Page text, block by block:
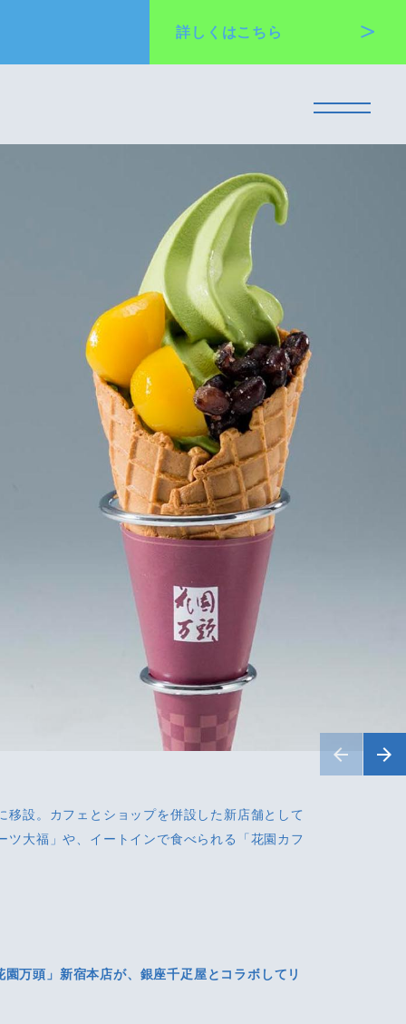
詳しくはこちら
設。カフェとショップを併設した新店舗として
大福」や、イートインで食べられる「花園カフ
万頭」新宿本店が、銀座千疋屋とコラボしてリ